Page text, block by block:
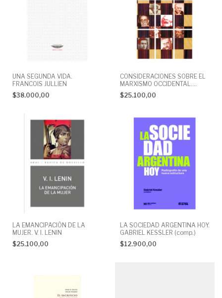
UNA SEGUNDA VIDA.
FRANCOIS JULLIEN
$38.000,00
CONSIDERACIONES SOBRE EL
MARXISMO OCCIDENTAL.
PERRY ANDERSON
$25.100,00
LA EMANCIPACIÓN DE LA
MUJER. V. I. LENIN
$25.100,00
LA SOCIEDAD ARGENTINA HOY.
GABRIEL KESSLER (comp.)
$12.900,00